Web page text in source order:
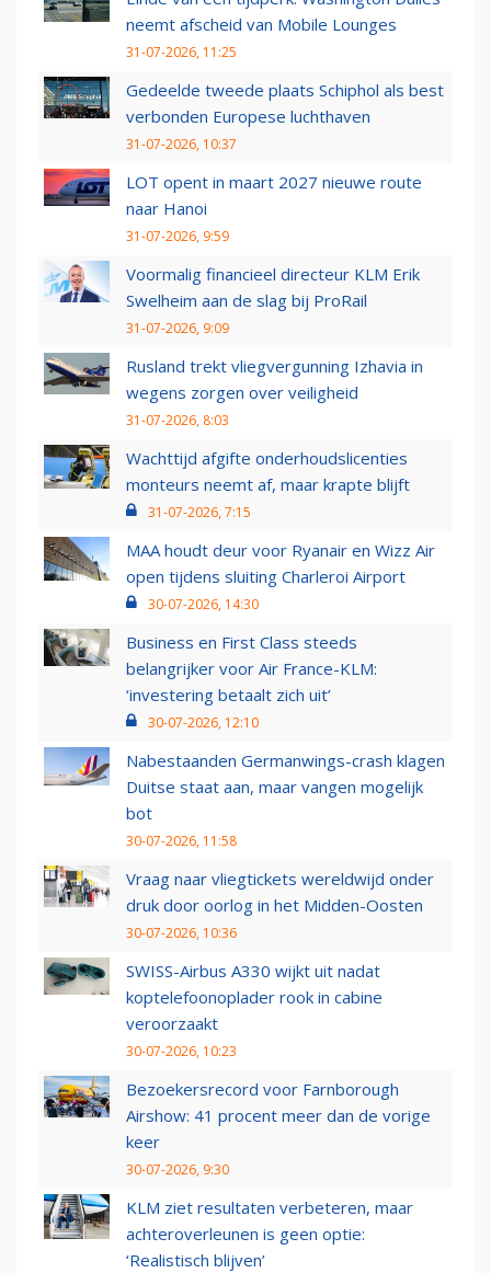
neemt afscheid van Mobile Lounges
31-07-2026, 11:25
Gedeelde tweede plaats Schiphol als best
verbonden Europese luchthaven
31-07-2026, 10:37
LOT opent in maart 2027 nieuwe route
naar Hanoi
31-07-2026, 9:59
Voormalig financieel directeur KLM Erik
Swelheim aan de slag bij ProRail
31-07-2026, 9:09
Rusland trekt vliegvergunning Izhavia in
wegens zorgen over veiligheid
31-07-2026, 8:03
Wachttijd afgifte onderhoudslicenties
monteurs neemt af, maar krapte blijft
31-07-2026, 7:15
MAA houdt deur voor Ryanair en Wizz Air
open tijdens sluiting Charleroi Airport
30-07-2026, 14:30
Business en First Class steeds
belangrijker voor Air France-KLM:
‘investering betaalt zich uit’
30-07-2026, 12:10
Nabestaanden Germanwings-crash klagen
Duitse staat aan, maar vangen mogelijk
bot
30-07-2026, 11:58
Vraag naar vliegtickets wereldwijd onder
druk door oorlog in het Midden-Oosten
30-07-2026, 10:36
SWISS-Airbus A330 wijkt uit nadat
koptelefoonoplader rook in cabine
veroorzaakt
30-07-2026, 10:23
Bezoekersrecord voor Farnborough
Airshow: 41 procent meer dan de vorige
keer
30-07-2026, 9:30
KLM ziet resultaten verbeteren, maar
achteroverleunen is geen optie:
‘Realistisch blijven’